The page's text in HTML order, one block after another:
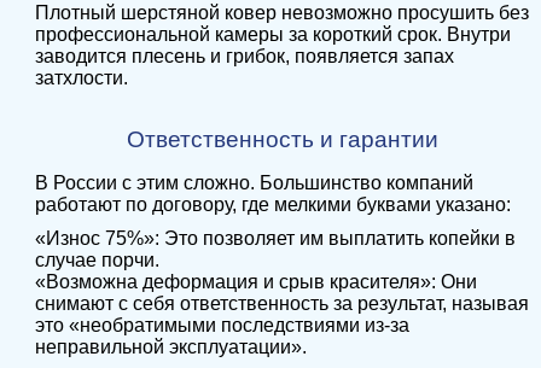
Плотный шерстяной ковер невозможно просушить без
профессиональной камеры за короткий срок. Внутри
заводится плесень и грибок, появляется запах
затхлости.
Ответственность и гарантии
В России с этим сложно. Большинство компаний
работают по договору, где мелкими буквами указано:
«Износ 75%»: Это позволяет им выплатить копейки в
случае порчи.
«Возможна деформация и срыв красителя»: Они
снимают с себя ответственность за результат, называя
это «необратимыми последствиями из-за
неправильной эксплуатации».